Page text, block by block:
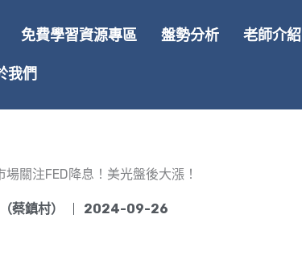
免費學習資源專區 盤勢分析 老師介紹
我們
關注FED降息！美光盤後大漲！
蔡鎮村） 2024-09-26